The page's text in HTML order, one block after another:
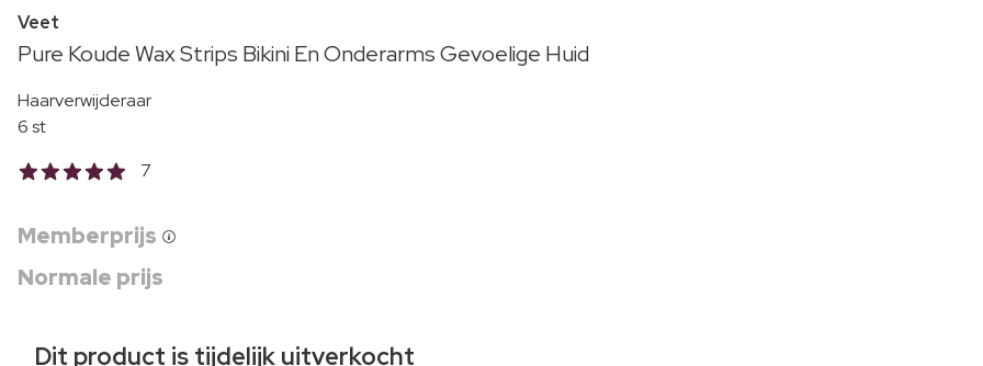
Veet
Pure Koude Wax Strips Bikini En Onderarms Gevoelige Huid
Haarverwijderaar
6 st
7
Memberprijs
Normale prijs
Dit product is tijdelijk uitverkocht